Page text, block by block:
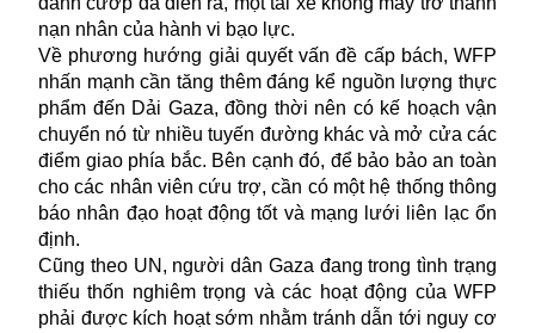
nạn nhân của hành vi bạo lực.
Về phương hướng giải quyết vấn đề cấp bách, WFP
nhấn mạnh cần tăng thêm đáng kể nguồn lượng thực
phẩm đến Dải Gaza, đồng thời nên có kế hoạch vận
chuyển nó từ nhiều tuyến đường khác và mở cửa các
điểm giao phía bắc. Bên cạnh đó, để bảo bảo an toàn
cho các nhân viên cứu trợ, cần có một hệ thống thông
báo nhân đạo hoạt động tốt và mạng lưới liên lạc ổn
định.
Cũng theo UN, người dân Gaza đang trong tình trạng
thiếu thốn nghiêm trọng và các hoạt động của WFP
phải được kích hoạt sớm nhằm tránh dẫn tới nguy cơ